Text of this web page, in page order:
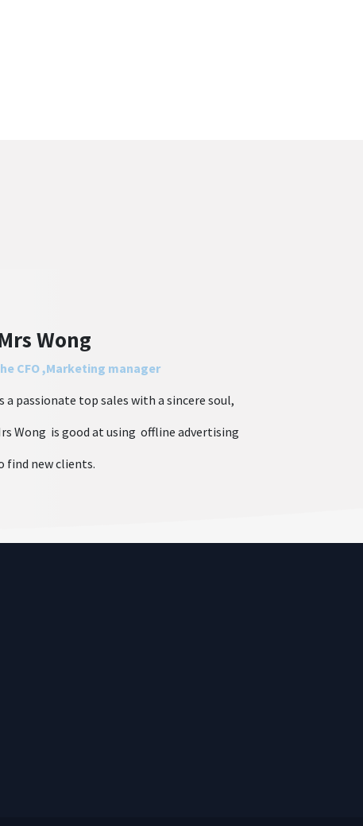
Wong
CFO ,Marketing manager
a passionate top sales with a sincere soul,
Wong is good at using offline advertising
find new clients.